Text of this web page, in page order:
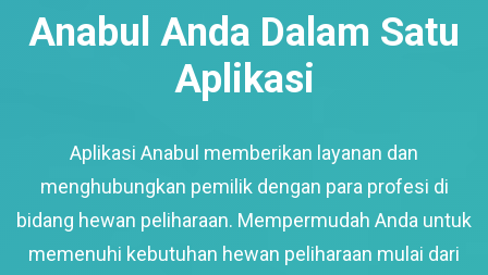
Anabul Anda Dalam Satu
Aplikasi
Aplikasi Anabul memberikan layanan dan
menghubungkan pemilik dengan para profesi di
bidang hewan peliharaan. Mempermudah Anda untuk
memenuhi kebutuhan hewan peliharaan mulai dari